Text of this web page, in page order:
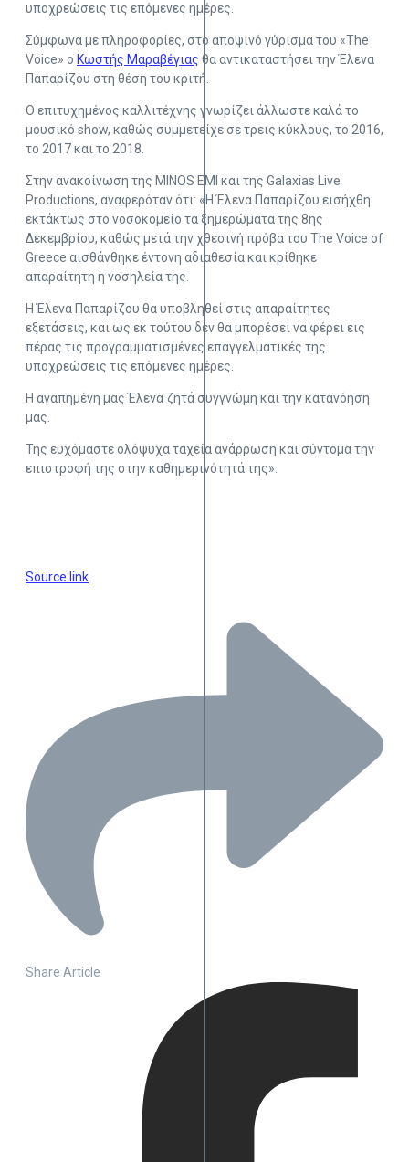
υποχρεώσεις τις επόμενες ημέρες.
Σύμφωνα με πληροφορίες, στο αποψινό γύρισμα του «The
Voice» ο Κωστής Μαραβέγιας θα αντικαταστήσει την Έλενα
Παπαρίζου στη θέση του κριτή.
Ο επιτυχημένος καλλιτέχνης γνωρίζει άλλωστε καλά το
μουσικό show, καθώς συμμετείχε σε τρεις κύκλους, το 2016,
το 2017 και το 2018.
Στην ανακοίνωση της MINOS EMI και της Galaxias Live
Productions, αναφερόταν ότι: «Η Έλενα Παπαρίζου εισήχθη
εκτάκτως στο νοσοκομείο τα ξημερώματα της 8ης
Δεκεμβρίου, καθώς μετά την χθεσινή πρόβα του The Voice of
Greece αισθάνθηκε έντονη αδιαθεσία και κρίθηκε
απαραίτητη η νοσηλεία της.
Η Έλενα Παπαρίζου θα υποβληθεί στις απαραίτητες
εξετάσεις, και ως εκ τούτου δεν θα μπορέσει να φέρει εις
πέρας τις προγραμματισμένες επαγγελματικές της
υποχρεώσεις τις επόμενες ημέρες.
Η αγαπημένη μας Έλενα ζητά συγγνώμη και την κατανόηση
μας.
Της ευχόμαστε ολόψυχα ταχεία ανάρρωση και σύντομα την
επιστροφή της στην καθημερινότητά της».
Source link
Share Article